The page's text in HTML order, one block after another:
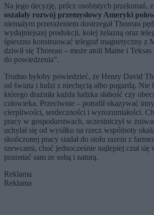
Na jego decyzję, prócz osobistych przekonań,
oszalały rozwój przemysłowy Ameryki
niemałym przerażeniem dostrzegał Thoreau
wydajniejszej produkcji, kolej żelazną oraz
śpieszno konstruować telegraf magnetyczny z
dziwił się Thoreau – może atoli Maine i
do powiedzenia”.
Trudno byłoby powiedzieć, że Henry David
od świata i ludzi z niechęcią albo pogardą. Nie
którego drażniła każda ludzka słabość czy
człowieka. Przeciwnie – potrafił okazywać
cierpliwości, serdeczności i wyrozumiałości.
pracy w gospodarstwach, uczestniczył w
uchylał się od wysiłku na rzecz wspólnoty
skończonej pracy siadał do stołu razem z
szewcami, choć jednocześnie najlepiej czuł się
pozostać sam ze sobą i naturą.
Reklama
Reklama